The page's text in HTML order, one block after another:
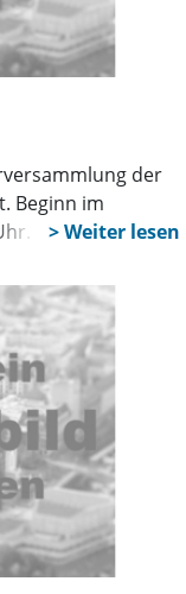
der
Beginn im
Verschiedene
des